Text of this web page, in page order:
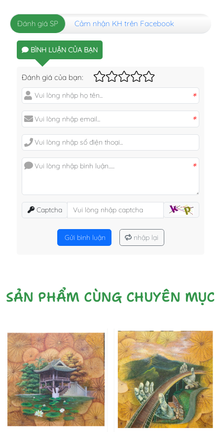
Đánh giá SP Cảm nhận KH trên Facebook
BÌNH LUẬN CỦA BẠN
Đánh giá của bạn:
*
*
*
Captcha
Gửi bình luận nhập lại
SẢN PHẨM CÙNG CHUYÊN MỤC